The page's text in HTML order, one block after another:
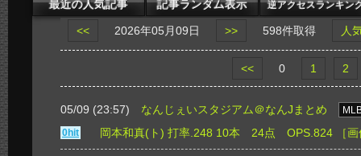
<< 2026年05月09日 >> 598件取得 人
<< 0 1 2
05/09 (23:57) なんじぇいスタジアム＠なんJまとめ
0hit
岡本和真(ト) 打率.248 10本 24点 OPS.824 ［